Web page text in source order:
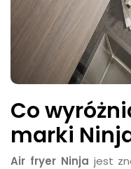
Co
marki
Air fryer Ninja jest